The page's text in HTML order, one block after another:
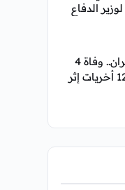
الدفاع
فاجعة تهز عمران.. وفاة 4
نساء وإصابة 12 أخريات إثر
مناسبة